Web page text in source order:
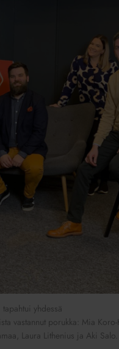
yhdessä
vastannut porukka: Mia
Laura Lithenius ja Aki Salo.